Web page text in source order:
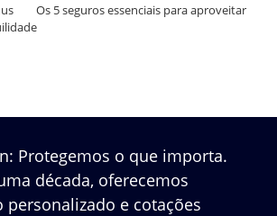
emOs 5 seguros essenciais para aproveitar
Protegemos o que importa.
década, oferecemos
e cotações